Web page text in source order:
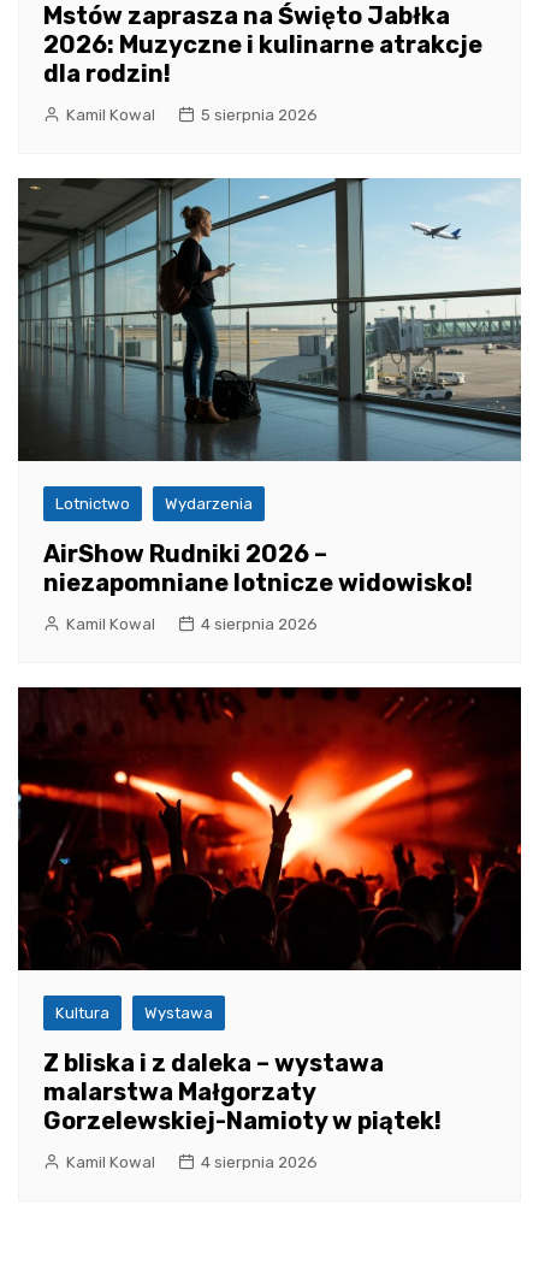
Mstów zaprasza na Święto Jabłka
2026: Muzyczne i kulinarne atrakcje
dla rodzin!
Kamil Kowal 5 sierpnia 2026
Lotnictwo Wydarzenia
AirShow Rudniki 2026 –
niezapomniane lotnicze widowisko!
Kamil Kowal 4 sierpnia 2026
Kultura Wystawa
Z bliska i z daleka – wystawa
malarstwa Małgorzaty
Gorzelewskiej-Namioty w piątek!
Kamil Kowal 4 sierpnia 2026